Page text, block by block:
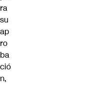
ra
su
ap
ro
ba
ció
n,